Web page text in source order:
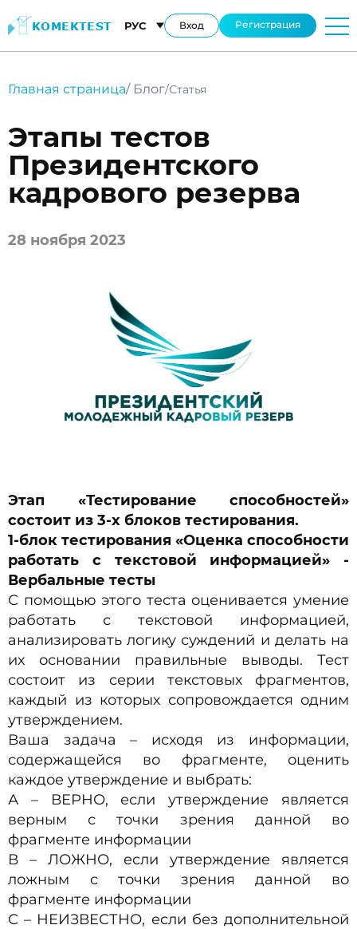
KOMEKTEST РУС Вход Регистрация
Главная страница/ Блог/Статья
Этапы тестов
Президентского
кадрового резерва
28 ноября 2023
Этап «Тестирование способностей»
состоит из 3-х блоков тестирования.
1-блок тестирования «Оценка способности
работать с текстовой информацией» -
Вербальные тесты
С помощью этого теста оценивается умение
работать с текстовой информацией,
анализировать логику суждений и делать на
их основании правильные выводы. Тест
состоит из серии текстовых фрагментов,
каждый из которых сопровождается одним
утверждением.
Ваша задача – исходя из информации,
содержащейся во фрагменте, оценить
каждое утверждение и выбрать:
А – ВЕРНО, если утверждение является
верным с точки зрения данной во
фрагменте информации
В – ЛОЖНО, если утверждение является
ложным с точки зрения данной во
фрагменте информации
С – НЕИЗВЕСТНО, если без дополнительной
Чем мы можем вам помочь?
Оставить заявку